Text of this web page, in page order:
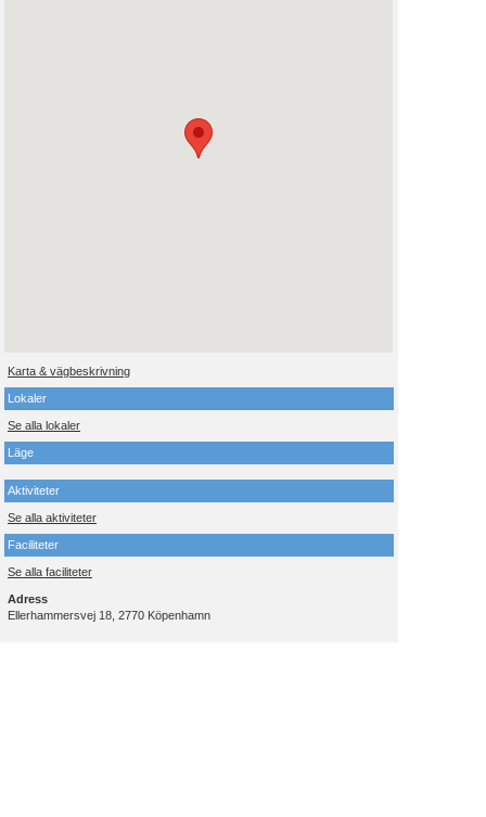
Karta & vägbeskrivning
Lokaler
Se alla lokaler
Läge
Aktiviteter
Se alla aktiviteter
Faciliteter
Se alla faciliteter
Adress
Ellerhammersvej 18, 2770 Köpenhamn